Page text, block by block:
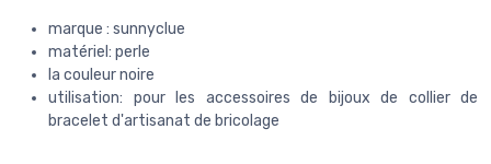
marque : sunnyclue
matériel: perle
la couleur noire
utilisation: pour les accessoires de bijoux de collier de
bracelet d'artisanat de bricolage